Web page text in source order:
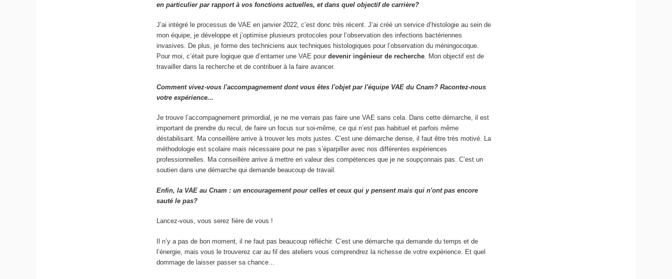
en particulier par rapport à vos fonctions actuelles, et dans quel objectif de carrière?
J’ai intégré le processus de VAE en janvier 2022, c’est donc très récent. J’ai créé un service d’histologie au sein de
mon équipe, je développe et j’optimise plusieurs protocoles pour l’observation des infections bactériennes
invasives. De plus, je forme des techniciens aux techniques histologiques pour l’observation du méningocoque.
Pour moi, c’était pure logique que d’entamer une VAE pourdevenir ingénieur de recherche. Mon objectif est de
travailler dans la recherche et de contribuer à la faire avancer.
Comment vivez-vous l'accompagnement dont vous êtes l'objet par l'équipe VAE du Cnam? Racontez-nous
votre expérience...
Je trouve l’accompagnement primordial, je ne me verrais pas faire une VAE sans cela. Dans cette démarche, il est
important de prendre du recul, de faire un focus sur soi-même, ce qui n’est pas habituel et parfois même
déstabilisant. Ma conseillère arrive à trouver les mots justes. C’est une démarche dense, il faut être très motivé. La
méthodologie est scolaire mais nécessaire pour ne pas s’éparpiller avec nos différentes expériences
professionnelles. Ma conseillère arrive à mettre en valeur des compétences que je ne soupçonnais pas. C’est un
soutien dans une démarche qui demande beaucoup de travail.
Enfin, la VAE au Cnam : un encouragement pour celles et ceux qui y pensent mais qui n'ont pas encore
sauté le pas?
Lancez-vous, vous serez fière de vous !
Il n’y a pas de bon moment, il ne faut pas beaucoup réfléchir. C’est une démarche qui demande du temps et de
l’énergie, mais vous le trouverez car au fil des ateliers vous comprendrez la richesse de votre expérience. Et quel
dommage de laisser passer sa chance…